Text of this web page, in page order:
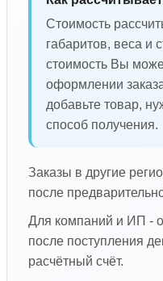
Стоимость
габаритов, веса и
стоимость Вы
оформлении
добавьте товар,
способ получения.
Заказы в другие
после
Для компаний и ИП -
после поступления
расчётный счёт.